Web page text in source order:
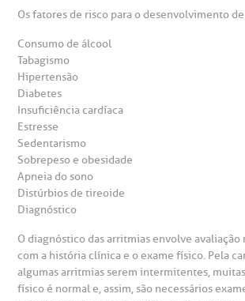
Os fatores de risco para o desenvolvimento
Consumo de álcool
Tabagismo
Hipertensão
Diabetes
Insuficiência cardíaca
Estresse
Sedentarismo
Sobrepeso e obesidade
Apneia do sono
Distúrbios de tireoide
Diagnóstico
O diagnóstico das arritmias envolve avaliação
com a história clínica e o exame físico. Pela
algumas arritmias serem intermitentes,
físico é normal e, assim, são necessários